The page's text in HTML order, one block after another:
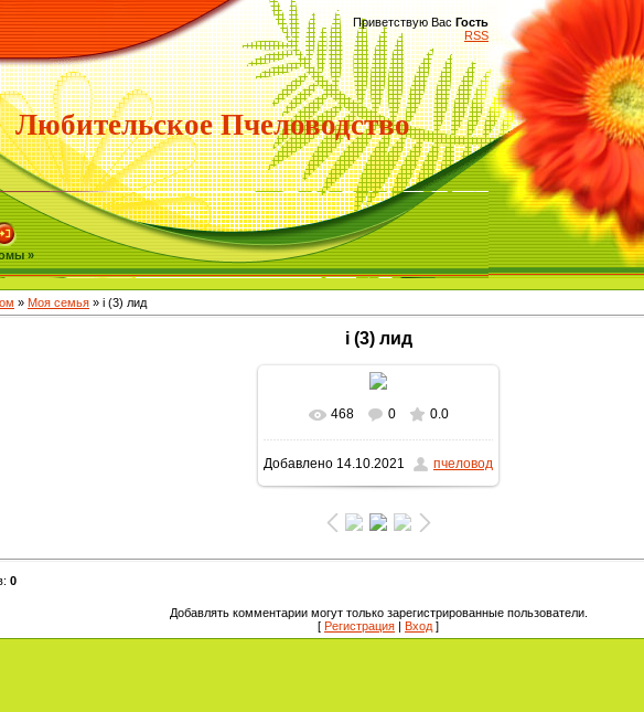
Приветствую Вас Гость
RSS
Любительское Пчеловодство
»
» Моя семья » i (3) лид
i (3) лид
В реальном размере
1600x1200/ 141.3Kb
468 0 0.0
Добавлено 14.10.2021 пчеловод
: 0
Добавлять комментарии могут только зарегистрированные пользователи.
[ Регистрация Вход]